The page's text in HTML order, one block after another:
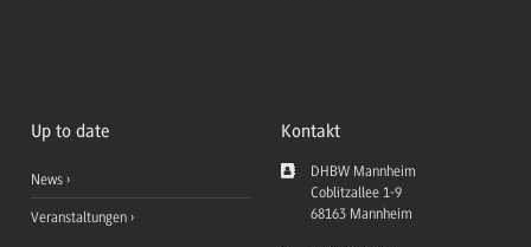
Up to date
News
Veranstaltungen
Kontakt
DHBW Mannheim
Coblitzallee 1-9
68163 Mannheim